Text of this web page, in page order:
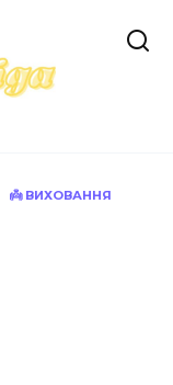
👼 ВИХОВАННЯ